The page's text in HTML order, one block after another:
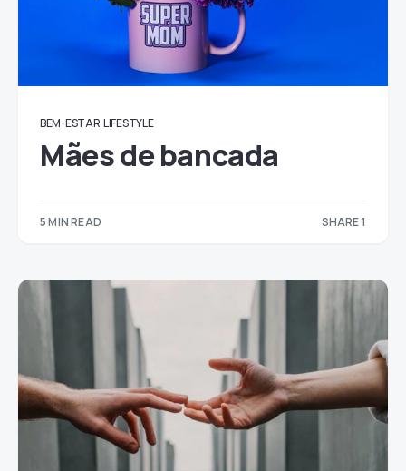
BEM-ESTAR LIFESTYLE
Mães de bancada
5 MIN READ SHARE 1